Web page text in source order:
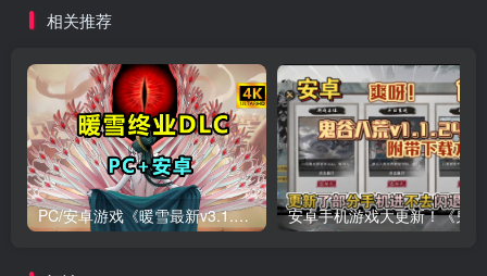
相关推荐
PC/安卓游戏《暖雪最新v3.1.0.1》终业DLC整合版！